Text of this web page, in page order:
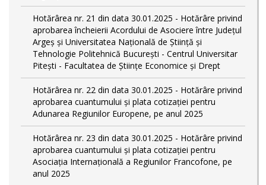
Hotărârea nr. 21 din data 30.01.2025 - Hotărâre privind
aprobarea încheierii Acordului de Asociere între Județul
Argeș și Universitatea Națională de Știință și
Tehnologie Politehnică București - Centrul Universitar
Pitești - Facultatea de Științe Economice și Drept
Hotărârea nr. 22 din data 30.01.2025 - Hotărâre privind
aprobarea cuantumului și plata cotizației pentru
Adunarea Regiunilor Europene, pe anul 2025
Hotărârea nr. 23 din data 30.01.2025 - Hotărâre privind
aprobarea cuantumului și plata cotizației pentru
Asociația Internațională a Regiunilor Francofone, pe
anul 2025